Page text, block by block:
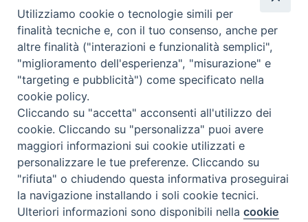
VIDEOGALLERY
PHOTOGALLERY
Diocesi di Caltagirone
Piazza San Francesco d’Assisi, 9 – tel. 0933.34186 – fax 0933.820590 e-mail:
comunicazionisociali@diocesidicaltagirone.it
Preferenze Cookie
Utilizziamo cookie o tecnologie simili per
finalità tecniche e, con il tuo consenso, anche per
altre finalità ("interazioni e funzionalità semplici",
"miglioramento dell'esperienza", "misurazione" e
"targeting e pubblicità") come specificato nella
cookie policy.
Cliccando su "accetta" acconsenti all'utilizzo dei
cookie. Cliccando su "personalizza" puoi avere
maggiori informazioni sui cookie utilizzati e
personalizzare le tue preferenze. Cliccando su
"rifiuta" o chiudendo questa informativa proseguirai
la navigazione installando i soli cookie tecnici.
Ulteriori informazioni sono disponibili nellacookie